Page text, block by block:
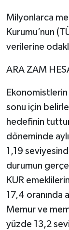
Milyonlarca
Kurumu’nun
verilerine
ARA ZAM
sonu için
hedefinin
döneminde
1,19
durumun
KUR
17,4 oranında
Memur ve
yüzde 13,2
Video
Yeme-
Yemek